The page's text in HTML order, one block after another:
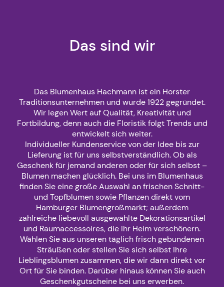
Das sind wir
Das Blumenhaus Hachmann ist ein Horster
Traditionsunternehmen und wurde 1922 gegründet.
Wir legen Wert auf Qualität, Kreativität und
Fortbildung, denn auch die Floristik folgt Trends und
entwickelt sich weiter.
Individueller Kundenservice von der Idee bis zur
Lieferung ist für uns selbstverständlich. Ob als
Geschenk für jemand anderen oder für sich selbst –
Blumen machen glücklich. Bei uns im Blumenhaus
finden Sie eine große Auswahl an frischen Schnitt-
und Topfblumen sowie Pflanzen direkt vom
Hamburger Blumengroßmarkt; außerdem
zahlreiche liebevoll ausgewählte Dekorationsartikel
und Raumaccessoires, die Ihr Heim verschönern.
Wählen Sie aus unseren täglich frisch gebundenen
Sträußen oder stellen Sie sich selbst Ihre
Lieblingsblumen zusammen, die wir dann direkt vor
Ort für Sie binden. Darüber hinaus können Sie auch
Geschenkgutscheine bei uns erwerben.